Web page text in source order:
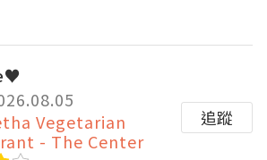
Vegetarian
- The Center
追蹤